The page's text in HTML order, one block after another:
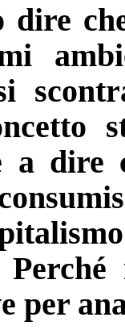
dire
a dire
per